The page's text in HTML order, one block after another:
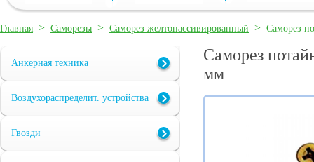
Главная > Саморезы > Саморез желтопассивированный > Саморез
Анкерная техника
Воздухораспределит. устройства
Гвозди
Саморез
мм